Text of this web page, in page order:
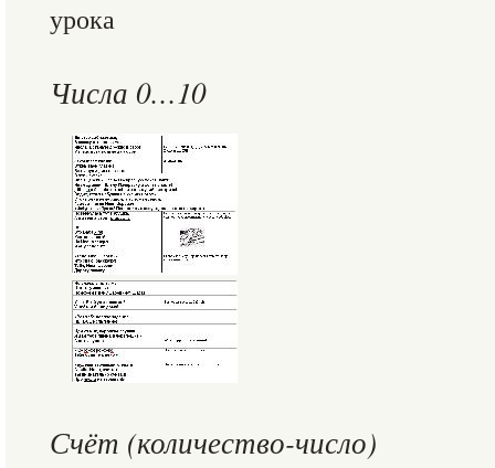
урока
Числа 0…10
Счёт (количество-число)